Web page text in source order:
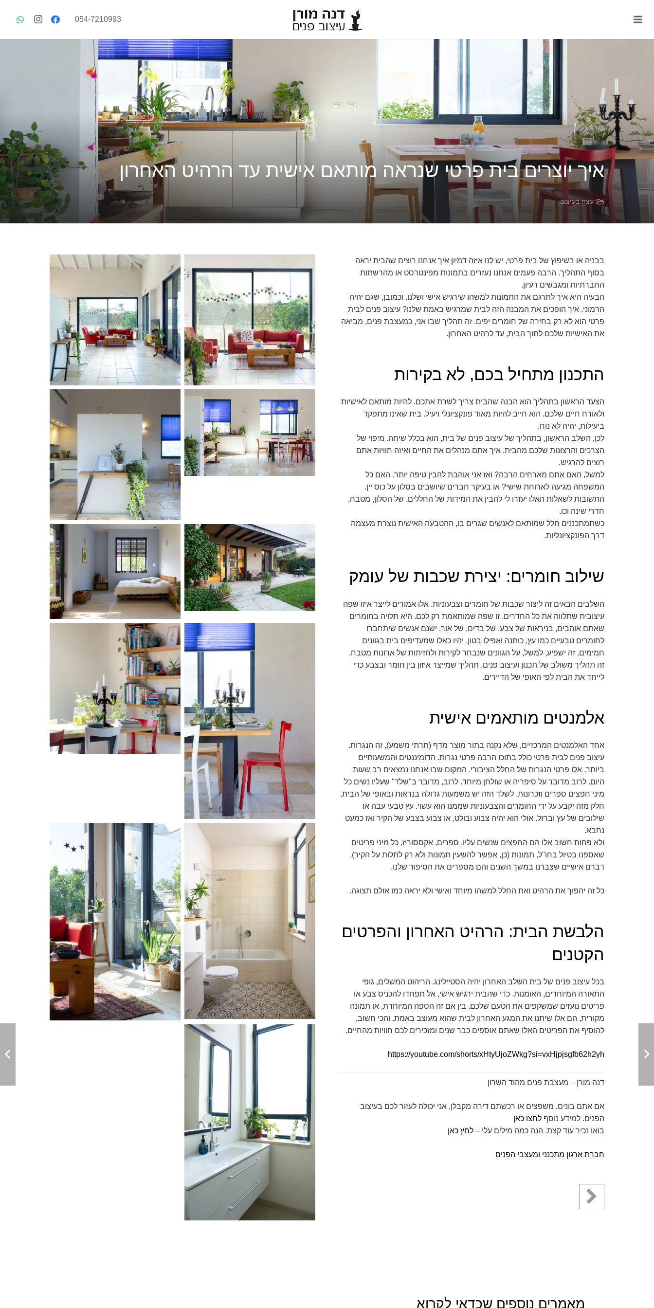
054-7210993
איך יוצרים בית פרטי שנראה מותאם אישית עד הרהיט האחרון
עצה בעיצוב
בבניה או בשיפוץ של בית פרטי, יש לנו איזה דמיון איך אנחנו רוצים שהבית יראה
בסוף התהליך. הרבה פעמים אנחנו נעזרים בתמונות מפינטרסט או מהרשתות
החברתיות ומגבשים רעיון.
הבעיה היא איך לתרגם את התמונות למשהו שירגיש אישי ושלנו. וכמובן, שגם יהיה
הרמוני. איך הופכים את המבנה הזה לבית שמרגיש באמת שלנו? עיצוב פנים לבית
פרטי הוא לא רק בחירה של חומרים יפים. זה תהליך שבו אני, כמעצבת פנים, מביאה
את האישיות שלכם לתוך הבית, עד לרהיט האחרון.
התכנון מתחיל בכם, לא בקירות
הצעד הראשון בתהליך הוא הבנה שהבית צריך לשרת אתכם. להיות מותאם לאישיות
ולאורח חיים שלכם. הוא חייב להיות מאוד פונקציונלי ויעיל. בית שאינו מתפקד
ביעילות, יהיה לא נוח.
לכן, השלב הראשון, בתהליך של עיצוב פנים של בית, הוא בכלל שיחה. מיפוי של
הצרכים והרצונות שלכם מהבית. איך אתם מנהלים את החיים ואיזה חוויות אתם
רוצים להרגיש.
למשל, האם אתם מארחים הרבה? ואז אני אוהבת להבין טיפה יותר. האם כל
המשפחה מגיעה לארוחת שישי? או בעיקר חברים שיושבים בסלון על כוס יין.
התשובות לשאלות האלו יעזרו לי להבין את המידות של החללים. של הסלון, מטבח,
חדרי שינה וכו.
כשתמתכננים חלל שמותאם לאנשים שגרים בו, ההטבעה האישית נוצרת מעצמה
דרך הפונקציונליות.
שילוב חומרים: יצירת שכבות של עומק
השלבים הבאים זה ליצור שכבות של חומרים וצבעוניות. אלו אמורים לייצר איזו שפה
עיצובית שתלווה את כל החדרים. זו שפה שמותאמת רק לכם. היא תלויה בחומרים
שאתם אוהבים, בניראות של צבע, של בדים, של אור. ישנם אנשים שיתחברו
לחומרים טבעיים כמו עץ, כותנה ואפילו בטון. יהיו כאלו שמעדיפים בית בגוונים
חמימים. זה ישפיע, למשל, על הגוונים שנבחר לקירות ולחזיתות של ארונות מטבח.
זה תהליך משולב של תכנון ועיצוב פנים. תהליך שמייצר איזון בין חומר ובצבע כדי
לייחד את הבית לפי האופי של הדיירים.
אלמנטים מותאמים אישית
אחד האלמנטים המרכזיים, שלא נקנה בתור מוצר מדף (תרתי משמע), זה הנגרות.
עיצוב פנים לבית פרטי כולל בתוכו הרבה פרטי נגרות. הדומיננטים והמשעותיים
ביותר, אלו פרטי הנגרות של החלל הציבורי. המקום שבו אנחנו נמצאים רב שעות
היום. לרוב מדובר על סיפריה או שולחן מיוחד. לרוב, מדובר ב"שלד" שעליו נשים כל
מיני חפצים ספרים וזכרונות. לשלד הזה יש משמעות גדולה בנראות ובאופי של הבית.
חלק מזה יקבע על ידי החומרים והצבעוניות שממנו הוא עשוי. עץ טבעי עבה או
שילובים של עץ וברזל. אולי הוא יהיה צבוע ובולט, או צבוע בצבע של הקיר ואז כמעט
נחבא.
ולא פחות חשוב אלו הם החפצים שנשים עליו. ספרים, אקססוריז, כל מיני פריטים
שאספנו בטיול בחו"ל, תמונות (כן, אפשר להשעין תמונות ולא רק לתלות על הקיר).
דברם אישיים שצברנו במשך השנים והם מספרים את הסיפור שלנו.
כל זה יהפוך את הרהיט ואת החלל למשהו מיוחד ואישי ולא יראה כמו אולם תצוגה.
הלבשת הבית: הרהיט האחרון והפרטים
הקטנים
בכל עיצוב פנים של בית השלב האחרון יהיה הסטיילינג. הריהוט המשלים, גופי
התאורה המיוחדים, האומנות. כדי שהבית ירגיש אישי, אל תפחדו להכניס צבע או
פריטים נועזים שמשקפים את הטעם שלכם. בין אם זה הספה המיוחדת, או תמונה
מקורית, הם אלו שיתנו את המגע האחרון לבית שהוא מעוצב באמת. והכי חשוב,
להוסיף את הפריטים האלו שאתם אוספים כבר שנים ומזכירים לכם חוויות מהחיים.
https://youtube.com/shorts/xHtyUjoZWkg?si=vxHjpjsgfb62h2yh
דנה מורן – מעצבת פנים מהוד השרון
אם אתם בונים, משפצים או רכשתם דירה מקבלן, אני יכולה לעזור לכם בעיצוב
הפנים. למידע נוסף לחצו כאן
בואו נכיר עוד קצת. הנה כמה מילים עלי – לחץ כאן
חברת ארגון מתכנני ומעצבי הפנים
מאמרים נוספים שכדאי לקרוא